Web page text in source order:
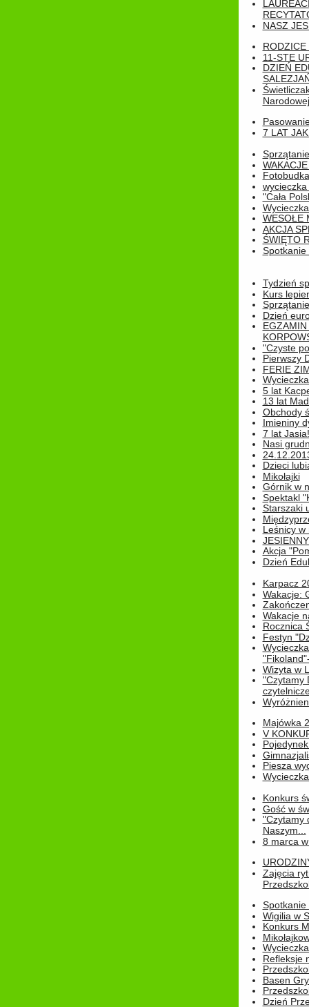
NASZ
RODZICE
11-STE
DZIEŃ
Narodowej
7 LAT
Fotobudka
"Cała
WESOŁE
AKCJA
ŚWIĘTO
Spotkanie
Tydzień
Kurs
Dzień
"Czyste
Pierwszy
FERIE
5 lat
13 lat
Obchody
Imieniny
7 lat Jasia!
Nasi
Dzieci
Mikołajki
Górnik w
Spektakl
Starszaki
Leśnicy w
Akcja
Dzień
Karpacz
Wakacje:
Wakacje
Rocznica
Festyn
Wizyta w
"Czytamy
Majówka
V
Piesza
Konkurs
Gość w
"Czytamy
Naszym...
8 marca
Zajęcia
Spotkanie
Wigilia w
Konkurs
Refleksje
Basen
Dzień